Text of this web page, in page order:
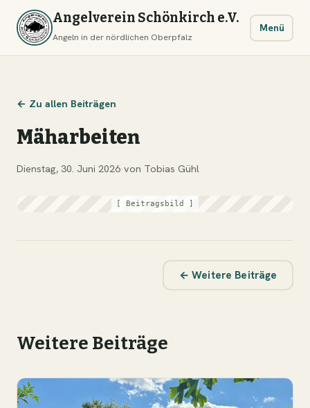
Angelverein Schönkirch e.V.
Angeln in der nördlichen Oberpfalz
Menü
← Zu allen Beiträgen
Mäharbeiten
Dienstag, 30. Juni 2026·von Tobias Gühl
[ Beitragsbild ]
← Weitere Beiträge
Weitere Beiträge